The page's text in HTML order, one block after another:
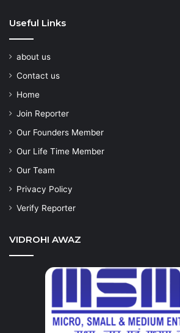
Useful Links
about us
Contact us
Home
Join Reporter
Our Founders Member
Our Life Time Member
Our Team
Privacy Policy
Verify Reporter
VIDROHI AWAZ